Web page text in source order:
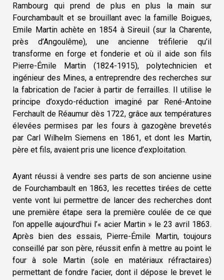
Rambourg qui prend de plus en plus la main sur
Fourchambault et se brouillant avec la famille Boigues,
Emile Martin achète en 1854 à Sireuil (sur la Charente,
près d’Angoulême), une ancienne tréfilerie qu’il
transforme en forge et fonderie et où il aide son fils
Pierre-Émile Martin (1824-1915), polytechnicien et
ingénieur des Mines, a entreprendre des recherches sur
la fabrication de l’acier à partir de ferrailles. Il utilise le
principe d’oxydo-réduction imaginé par René-Antoine
Ferchault de Réaumur dès 1722, grâce aux températures
élevées permises par les fours à gazogène brevetés
par Carl Wilhelm Siemens en 1861, et dont les Martin,
père et fils, avaient pris une licence d’exploitation.
Ayant réussi à vendre ses parts de son ancienne usine
de Fourchambault en 1863, les recettes tirées de cette
vente vont lui permettre de lancer des recherches dont
une première étape sera la première coulée de ce que
l’on appelle aujourd’hui l’« acier Martin » le 23 avril 1863.
Après bien des essais, Pierre-Émile Martin, toujours
conseillé par son père, réussit enfin à mettre au point le
four à sole Martin (sole en matériaux réfractaires)
permettant de fondre l’acier, dont il dépose le brevet le